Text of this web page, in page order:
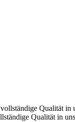
Qualität in
Qualität in